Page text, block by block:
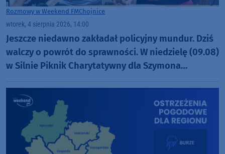
Rozmowy w Weekend FMChojnice
wtorek, 4 sierpnia 2026, 14:00
Jeszcze niedawno zakładał policyjny mundur. Dziś
walczy o powrót do sprawności. W niedzielę (09.08)
w Silnie Piknik Charytatywny dla Szymona